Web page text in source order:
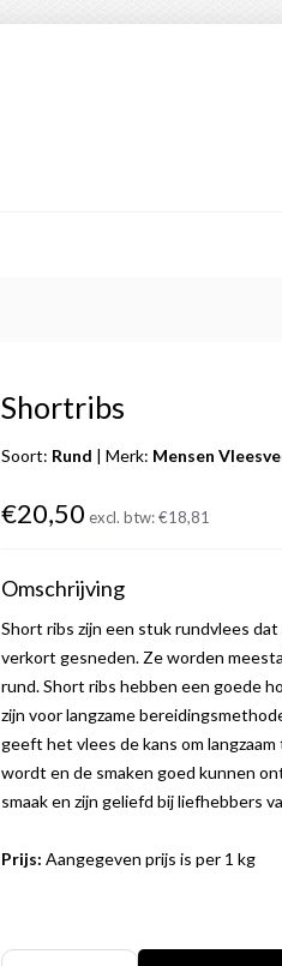
Shortribs
Soort: Rund |Merk: Mensen
€20,50 excl. btw:€18,81
Omschrijving
Short ribs zijn een stuk rundvlees
verkort gesneden. Ze worden
rund. Short ribs hebben een goede
zijn voor langzame
geeft het vlees de kans om
wordt en de smaken goed kunnen
smaak en zijn geliefd bij liefhebbers
Prijs:Aangegeven prijs is per 1 kg